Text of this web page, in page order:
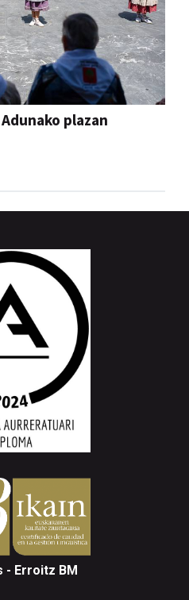
plazan
- Erroitz BM